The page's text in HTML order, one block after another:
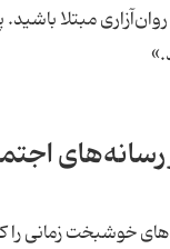
روان‌آزاری مبتلا
رسانه‌های
خوشبخت زمانی را